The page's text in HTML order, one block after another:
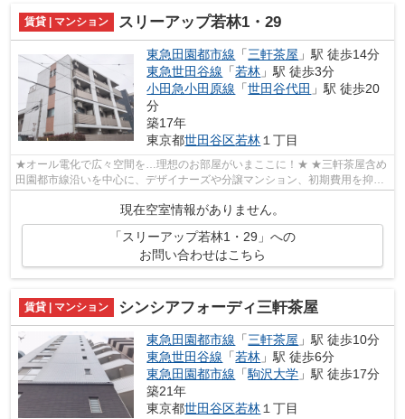
賃貸 | マンション スリーアップ若林1・29
東急田園都市線 「三軒茶屋 」駅 徒歩14分
東急世田谷線 「若林 」駅 徒歩3分
小田急小田原線 「世田谷代田 」駅 徒歩20
分
築17年
東京都世田谷区若林 １丁目
★オール電化で広々空間を…理想のお部屋がいまここに！★ ★三軒茶屋含め
田園都市線沿いを中心に、デザイナーズや分譲マンション、初期費用を抑え
現在空室情報がありません。
「スリーアップ若林1・29」への
お問い合わせはこちら
賃貸 | マンション シンシアフォーディ三軒茶屋
東急田園都市線 「三軒茶屋 」駅 徒歩10分
東急世田谷線 「若林 」駅 徒歩6分
東急田園都市線 「駒沢大学 」駅 徒歩17分
築21年
東京都世田谷区若林１丁目